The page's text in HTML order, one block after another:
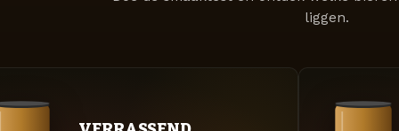
liggen.